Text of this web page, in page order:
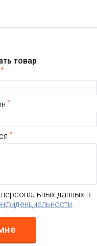
товар
*
*
*
данных в
.